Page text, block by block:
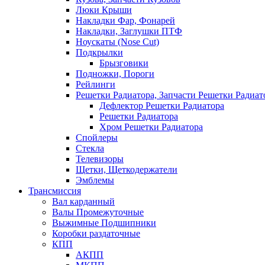
Люки Крыши
Накладки Фар, Фонарей
Накладки, Заглушки ПТФ
Ноускаты (Nose Cut)
Подкрылки
Брызговики
Подножки, Пороги
Рейлинги
Решетки Радиатора, Запчасти Решетки
Дефлектор Решетки Радиатора
Решетки Радиатора
Хром Решетки Радиатора
Спойлеры
Стекла
Телевизоры
Щетки, Щеткодержатели
Эмблемы
Трансмиссия
Вал карданный
Валы Промежуточные
Выжимные Подшипники
Коробки раздаточные
КПП
АКПП